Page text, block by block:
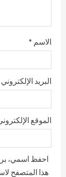
الاسم *
البريد الإلكتروني
الموقع
احفظ اسمي،
هذا المتصفح